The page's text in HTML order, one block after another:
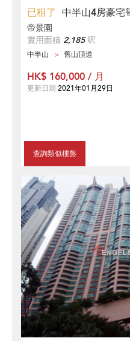
已租了 中半山4房豪宅
帝景園
實用面積 2,185呎
中半山 舊山頂道
查詢類似樓盤
HK$ 160,000 / 月
更新日期 2021年01月29日